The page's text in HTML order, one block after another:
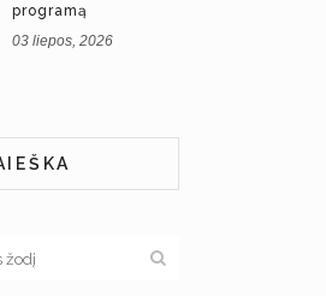
programą
03 liepos, 2026